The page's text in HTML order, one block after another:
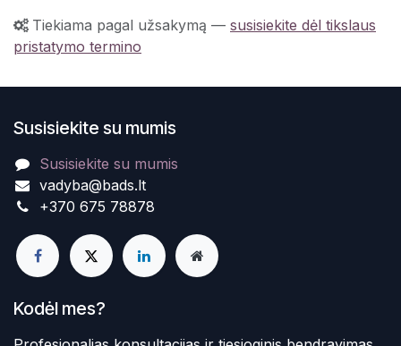
Tiekiama pagal užsakymą — susisiekite dėl tikslaus
pristatymo termino
Susisiekite su mumis
Susisiekite su mumis
vadyba@bads.lt
+370 675 78878
Kodėl mes?